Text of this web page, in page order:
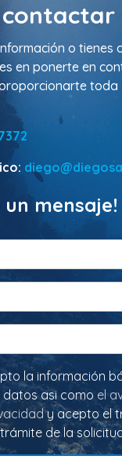
o tienes
en ponerte en
toda
un mensaje!
sobre
protección de datos asi como el
y acepto el
de la